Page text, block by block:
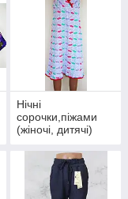
Нічні
сорочки,піжами
(жіночі, дитячі)